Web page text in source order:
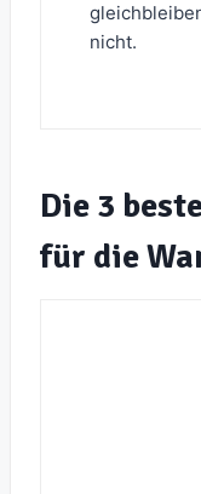
nicht.
Die 3
für die